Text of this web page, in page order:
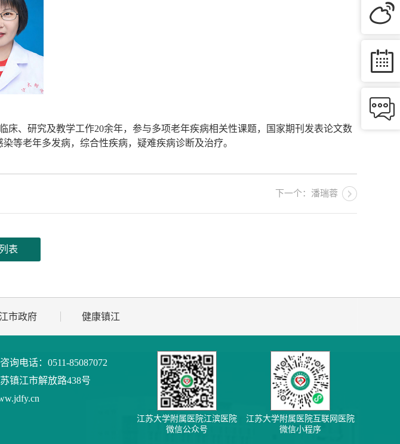
床、研究及教学工作20余年，参与多项老年疾病相关性课题，国家期刊发表论文数
等老年多发病，综合性疾病，疑难疾病诊断及治疗。
下一个：潘瑞蓉
表
市政府 健康镇江
询电话： 0511-85087072
镇江市解放路438号
江苏大学附属医院江滨医院
微信公众号
江苏大学附属医院互联网医院
微信小程序


